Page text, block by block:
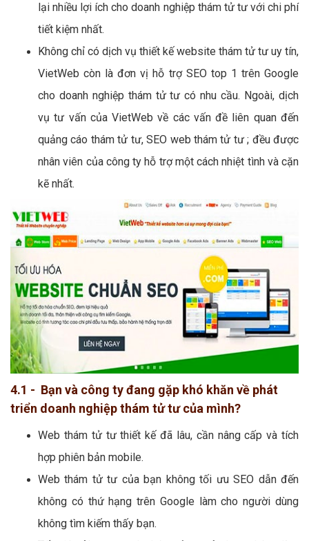
lại nhiều lợi ích cho doanh nghiệp thám tử tư với chi phí
tiết kiệm nhất.
Không chỉ có dịch vụ thiết kế website thám tử tư uy tín,
VietWeb còn là đơn vị hỗ trợ SEO top 1 trên Google
cho doanh nghiệp thám tử tư có nhu cầu. Ngoài, dịch
vụ tư vấn của VietWeb về các vấn đề liên quan đến
quảng cáo thám tử tư, SEO web thám tử tư ; đều được
nhân viên của công ty hỗ trợ một cách nhiệt tình và cặn
kẽ nhất.
4.1 - Bạn và công ty đang gặp khó khăn về phát
triển doanh nghiệp thám tử tư của mình?
Web thám tử tư thiết kế đã lâu, cần nâng cấp và tích
hợp phiên bản mobile.
Web thám tử tư của bạn không tối ưu SEO dẫn đến
không có thứ hạng trên Google làm cho người dùng
không tìm kiếm thấy bạn.